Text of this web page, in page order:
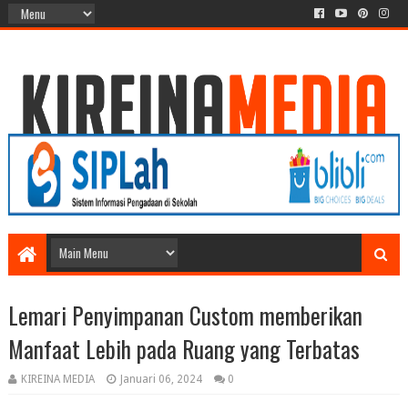
Lemari Penyimpanan Custom memberikan
Manfaat Lebih pada Ruang yang Terbatas
KIREINA MEDIA Januari 06, 2024 0